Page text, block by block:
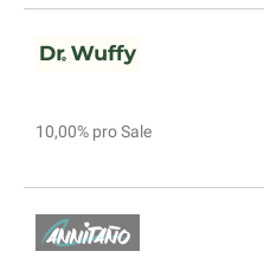
10,00% pro Sale